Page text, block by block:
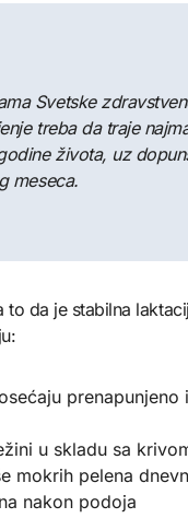
Svetske
treba da traje
života, uz
meseca.
to da je stabilna
prenapunjeno
u skladu sa
mokrih pelena
nakon podoja